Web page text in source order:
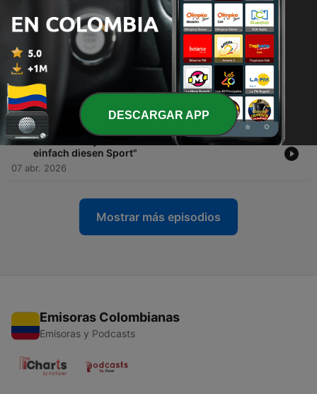
18 - ASAP Hockey mit Julius Hayner - Endspurt in der
29 abr. 2026
17 - ASAP Hockey mit Timm Herzbruch - Der Mythos
HTC Uhlenhorst
15 abr. 2026
16 - ASAP Hockey mit Timm Herzbruch - "Ich liebe
einfach diesen Sport"
07 abr. 2026
Mostrar más episodios
Emisoras Colombianas
Emisoras y Podcasts
DESCARGAR APP